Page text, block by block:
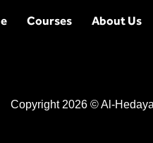
Courses About Us
Copyright 2026 © Al-